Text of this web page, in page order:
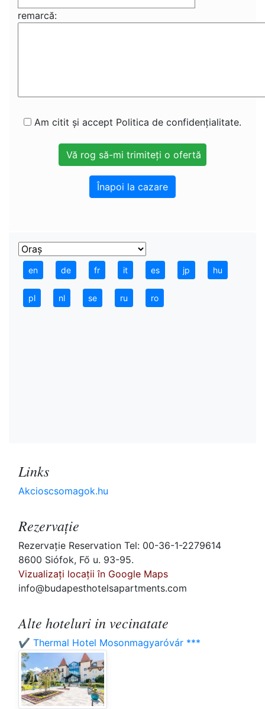
remarcă:
Am citit și accept Politica de confidențialitate.
Înapoi la cazare
en de fr it es jp hu
pl nl se ru ro
Links
Akcioscsomagok.hu
Rezervaţie
Rezervaţie Reservation Tel: 00-36-1-2279614
8600 Siófok, Fő u. 93-95.
Vizualizați locații în Google Maps
info@budapesthotelsapartments.com
Alte hoteluri in vecinatate
✔️ Thermal Hotel Mosonmagyaróvár ***